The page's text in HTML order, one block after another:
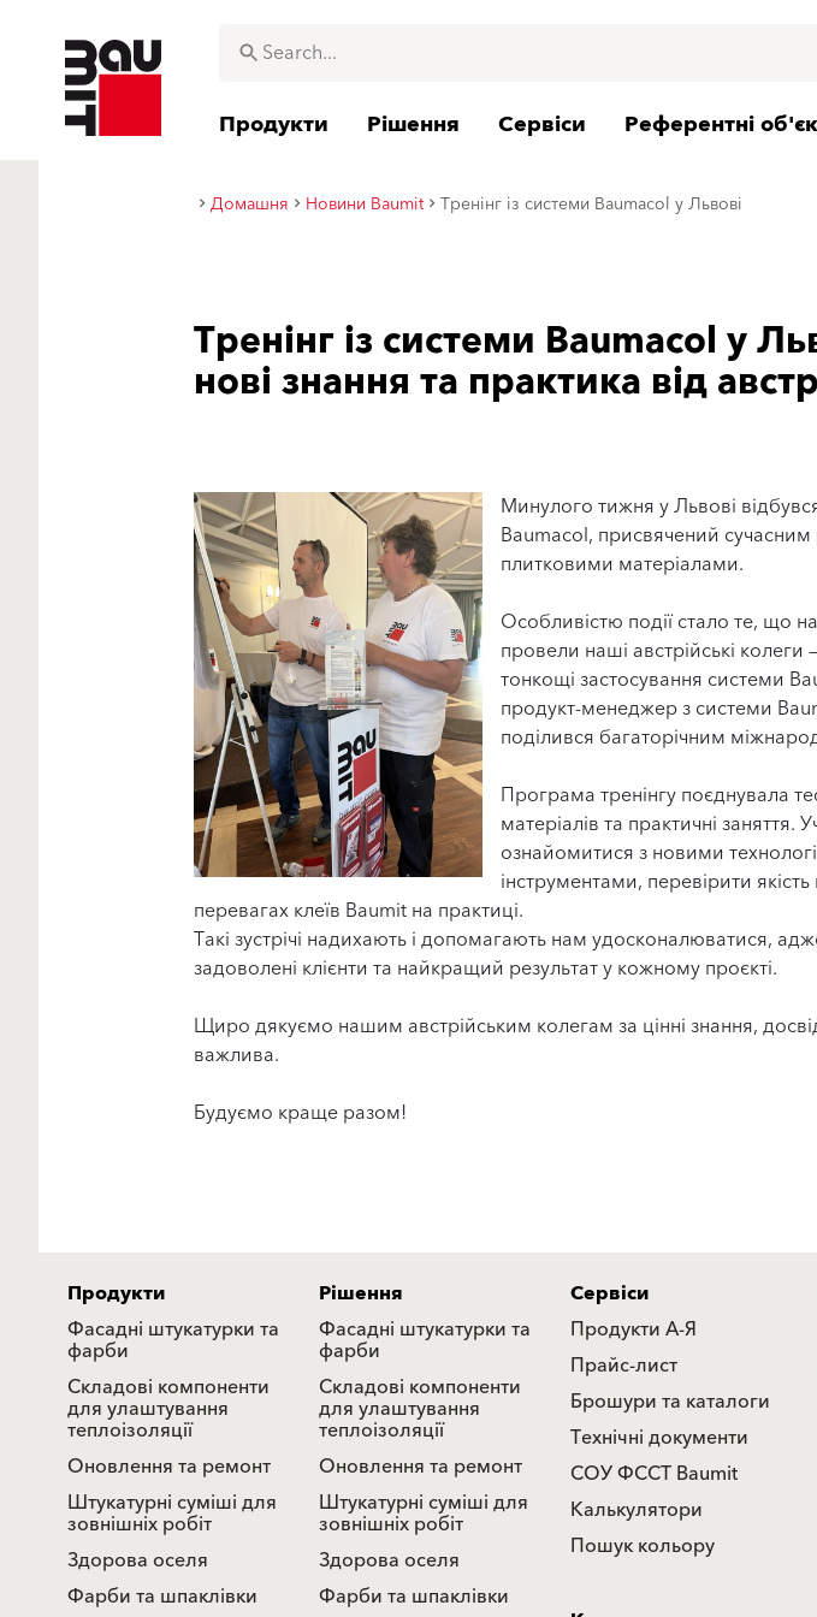
Продукти Рішення Сервіси Референтні
Домашня Новини Baumit Тренінг із системи Baumacol у Львові
Тренінг із системи Baumacol у
нові знання та практика від
Минулого тижня у Львові
Baumacol, присвячений
плитковими матеріалами.
Особливістю події стало те, що
провели наші австрійські колеги
тонкощі застосування системи
продукт-менеджер з системи
поділився багаторічним
Програма тренінгу поєднувала
матеріалів та практичні
ознайомитися з новими
інструментами, перевірити
перевагах клеїв Baumit на практиці.
Такі зустрічі надихають і допомагають нам удосконалюватися,
задоволені клієнти та найкращий результат у кожному проєкті.
Щиро дякуємо нашим австрійським колегам за цінні знання,
важлива.
Будуємо краще разом!
Продукти
Фасадні штукатурки та
фарби
Складові компоненти
для улаштування
теплоізоляції
Оновлення та ремонт
Штукатурні суміші для
зовнішніх робіт
Здорова оселя
Фарби та шпаклівки
Рішення
Фасадні штукатурки та
фарби
Складові компоненти
для улаштування
теплоізоляції
Оновлення та ремонт
Штукатурні суміші для
зовнішніх робіт
Здорова оселя
Фарби та шпаклівки
Сервіси
Продукти А-Я
Прайс-лист
Брошури та каталоги
Технічні документи
СОУ ФССТ Baumit
Калькулятори
Пошук кольору